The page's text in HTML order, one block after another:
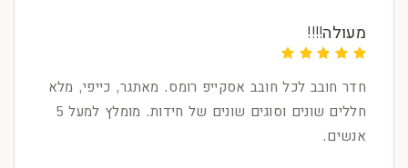
מעולה!!!!
חדר חובב לכל חובב אסקייפ רומס. מאתגר, כייפי, מלא
חללים שונים וסוגים שונים של חידות. מומלץ למעל 5
אנשים.